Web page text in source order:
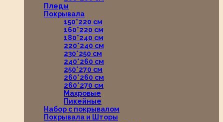
Пледы
Покрывала
150*220 см
160*220 см
180*240 см
220*240 см
230*250 см
240*260 см
250*270 см
260*260 см
260*270 см
Махровые
Пикейные
Набор с покрывалом
Покрывала и Шторы